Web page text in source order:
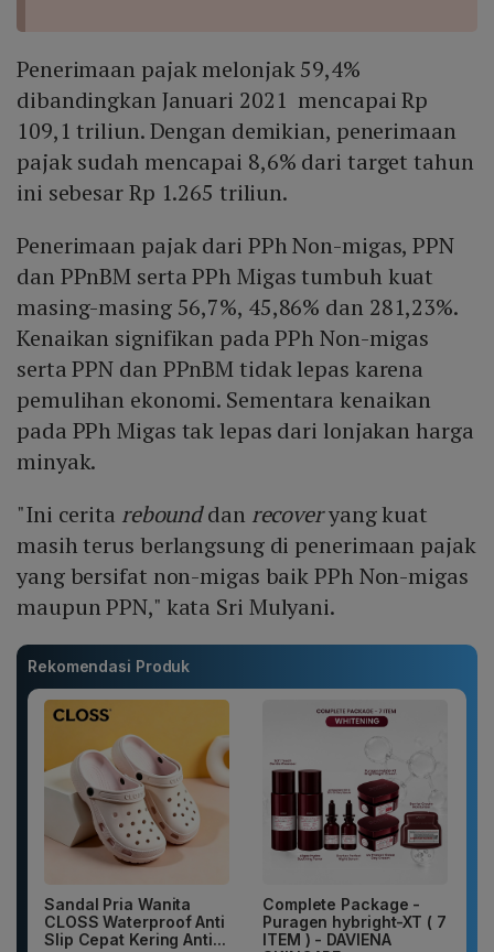
Penerimaan pajak melonjak 59,4%
dibandingkan Januari 2021 mencapai Rp
109,1 triliun. Dengan demikian, penerimaan
pajak sudah mencapai 8,6% dari target tahun
ini sebesar Rp 1.265 triliun.
Penerimaan pajak dari PPh Non-migas, PPN
dan PPnBM serta PPh Migas tumbuh kuat
masing-masing 56,7%, 45,86% dan 281,23%.
Kenaikan signifikan pada PPh Non-migas
serta PPN dan PPnBM tidak lepas karena
pemulihan ekonomi. Sementara kenaikan
pada PPh Migas tak lepas dari lonjakan harga
minyak.
"Ini cerita rebounddan recoveryang kuat
masih terus berlangsung di penerimaan pajak
yang bersifat non-migas baik PPh Non-migas
maupun PPN," kata Sri Mulyani.
Rekomendasi Produk
Sandal Pria Wanita
CLOSS Waterproof Anti
Slip Cepat Kering Anti...
Complete Package -
Puragen hybright-XT ( 7
ITEM ) - DAVIENA